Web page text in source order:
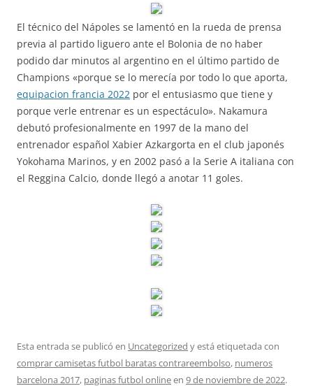
El técnico del Nápoles se lamentó en la rueda de prensa
previa al partido liguero ante el Bolonia de no haber
podido dar minutos al argentino en el último partido de
Champions «porque se lo merecía por todo lo que aporta,
equipacion francia 2022 por el entusiasmo que tiene y
porque verle entrenar es un espectáculo». Nakamura
debutó profesionalmente en 1997 de la mano del
entrenador español Xabier Azkargorta en el club japonés
Yokohama Marinos, y en 2002 pasó a la Serie A italiana con
el Reggina Calcio, donde llegó a anotar 11 goles.
Esta entrada se publicó en Uncategorized y está etiquetada con
comprar camisetas futbol baratas contrareembolso, numeros
barcelona 2017, paginas futbol onlineen 9 de noviembre de 2022.